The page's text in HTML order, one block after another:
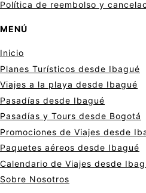
Política de reembolso y
MENÚ
Inicio
Planes Turísticos desde Ibagué
Viajes a la playa desde Ibagué
Pasadías desde Ibagué
Pasadías y Tours desde Bogotá
Promociones de Viajes desde
Paquetes aéreos desde Ibagué
Calendario de Viajes desde
Sobre Nosotros